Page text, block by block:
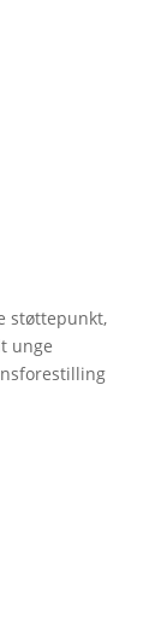
støttepunkt,
unge